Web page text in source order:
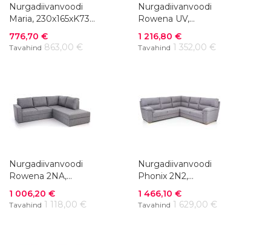
Nurgadiivanvoodi
Maria, 230x165xK73
cm, kangas või nahk
+ kunstnahk
Soodushind
776,70 €
Tavahind 863,00 €
Nurgadiivanvoodi
Rowena UV,
302x220xK72 cm,
kangas
Soodushind
1 216,80 €
Tavahind 1 352,00 €
Nurgadiivanvoodi
Rowena 2NA,
240x215xK88 cm,
kangas
Soodushind
1 006,20 €
Tavahind 1 118,00 €
Nurgadiivanvoodi
Phonix 2N2,
255x255xK95 cm,
kangas
Soodushind
1 466,10 €
Tavahind 1 629,00 €